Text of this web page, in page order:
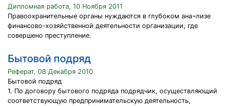
Дипломная работа, 10 Ноября 2011
Правоохранительные органы нуждаются в глубоком ана¬лизе
финансово-хозяйственной деятельности организации, где
совершено преступление.
Бытовой подряд
Реферат, 08 Декабря 2010
Бытовой подряд
1. По договору бытового подряда подрядчик, осуществляющий
соответствующую предпринимательскую деятельность,